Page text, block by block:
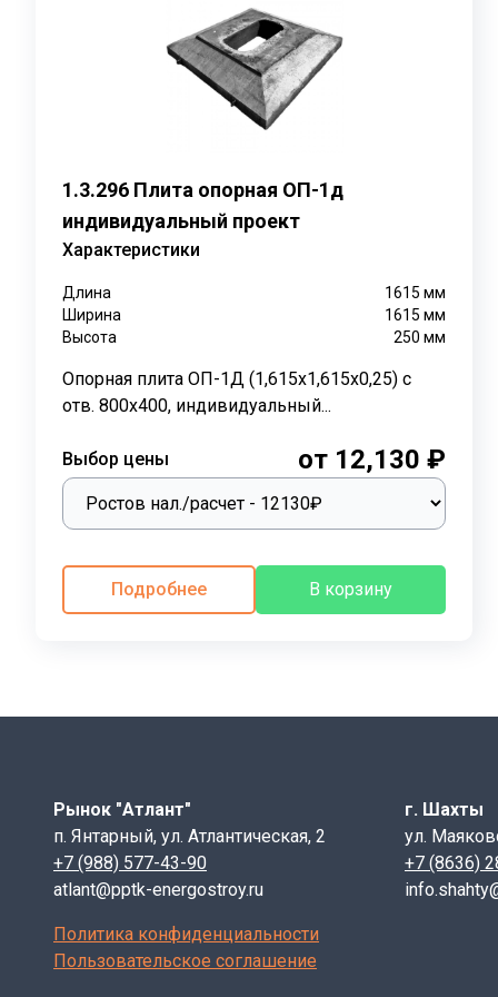
на закладную деталь М1.
Опорные подушки ОП 2 находят своё применение во
Наиболее часто они используются для
2 помогает предотвратить смещение
распределению нагрузок на лотки и грунт. Это
и канализации.
Маркировка и размеры:
Маркировка опорных подушек ОП 2 включает в себя
ОП - опорная подушка.
Цифра после буквы - номер типоразмера
Возможны следующие варианты маркировки: ОП 2,
Длинна: 200 мм.
Ширина: 300 мм.
Высота: 90 мм.
Вес: 13 кг.
ГОСТ, Серия: Серия 3.006.1-8, выпуск 3-1
Объем бетона: 0,005 м3
Геометрический объем изделия: 0,0054 м3
Бетон для ОП 2 готовится из портландцемента,
смеси должны соответствовать классу не менее
должна составлять не менее W4, хотя этот
Контроль качества продукции:
Каждая партия опорных подушек ОП- 2 проходит
на наличии дефектов. Партия ОП 2 должна
1.3.296 Плита опорная ОП-1д
индивидуальный проект
Характеристики
Длина 1615мм
Ширина
1615мм
Высота
250мм
Опорная плита ОП-1Д (1,615х1,615х0,25) с
отв. 800х400, индивидуальный...
Выбор цены от 12,130 ₽
Подробнее В корзину
Рынок "Атлант"
п. Янтарный, ул. Атлантическая, 2
+7 (988) 577-43-90
atlant@pptk-energostroy.ru
г. Шахты
ул.
+7 (8636)
Политика конфиденциальности
Пользовательское соглашение